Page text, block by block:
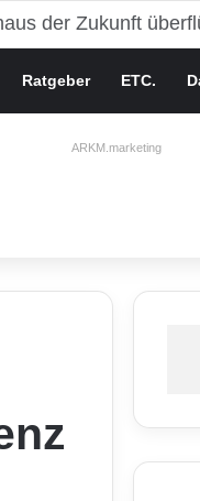
Ratgeber ETC.
ARKM.marketing